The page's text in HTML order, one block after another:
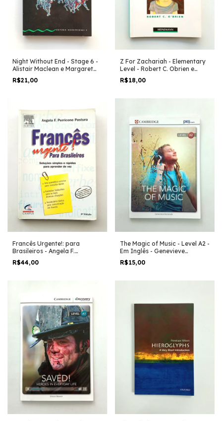
Night Without End - Stage 6 -
Alistair Maclean e Margaret
Naudi
R$21,00
Z For Zachariah - Elementary
Level - Robert C. Obrien e
Peter Hodson
R$18,00
Francês Urgente!: para
Brasileiros - Angela F.
Perricone Pastura
R$44,00
The Magic of Music - Level A2 -
Em Inglês - Genevieve
Kocienda
R$15,00